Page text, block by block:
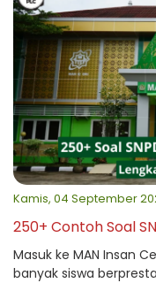
Kamis, 04 September
250+ Contoh Soal
Masuk ke MAN Insan
banyak siswa